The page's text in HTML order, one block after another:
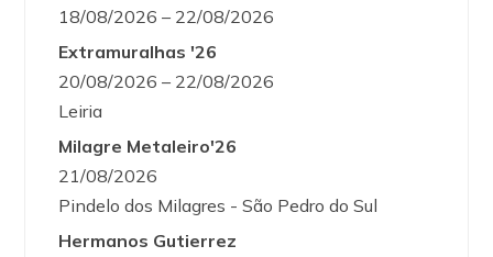
18/08/2026 – 22/08/2026
Extramuralhas '26
20/08/2026 – 22/08/2026
Leiria
Milagre Metaleiro'26
21/08/2026
Pindelo dos Milagres - São Pedro do Sul
Hermanos Gutierrez